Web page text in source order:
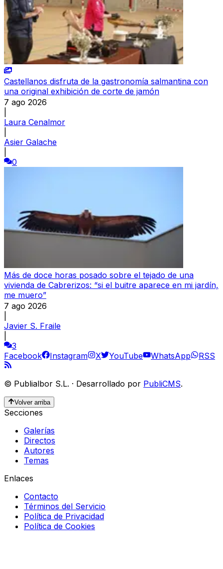
Castellanos disfruta de la gastronomía salmantina con
una original exhibición de corte de jamón
7 ago 2026
Laura Cenalmor
Asier Galache
0
Más de doce horas posado sobre el tejado de una
vivienda de Cabrerizos: “si el buitre aparece en mi jardín,
me muero”
7 ago 2026
Javier S. Fraile
3
Facebook
Instagram X YouTube WhatsApp RSS
© Publialbor S.L. · Desarrollado por PubliCMS.
Volver arriba
Secciones
Galerías
Directos
Autores
Temas
Enlaces
Contacto
Términos del Servicio
Política de Privacidad
Política de Cookies